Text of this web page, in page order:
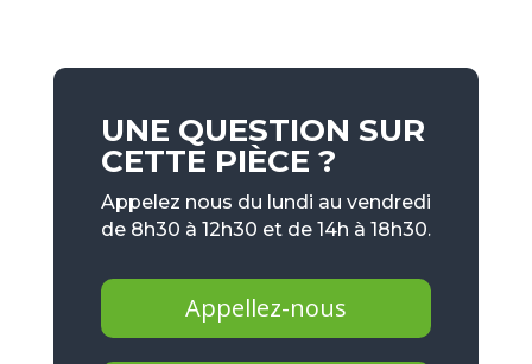
UNE QUESTION SUR
CETTE PIÈCE ?
Appelez nous du lundi au vendredi
de 8h30 à 12h30 et de 14h à 18h30.
Appellez-nous